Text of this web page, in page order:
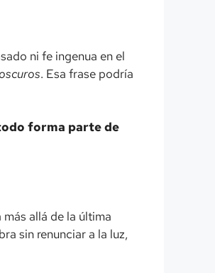
ni fe ingenua en el
. Esa frase podría
forma parte de
allá de la última
sin renunciar a la luz,